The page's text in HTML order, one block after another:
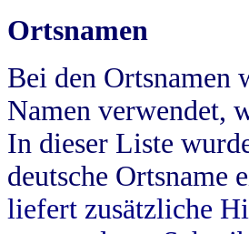
Ortsnamen
Bei den Ortsnamen
Namen verwendet,
In dieser Liste
deutsche Ortsname
liefert zusätzliche